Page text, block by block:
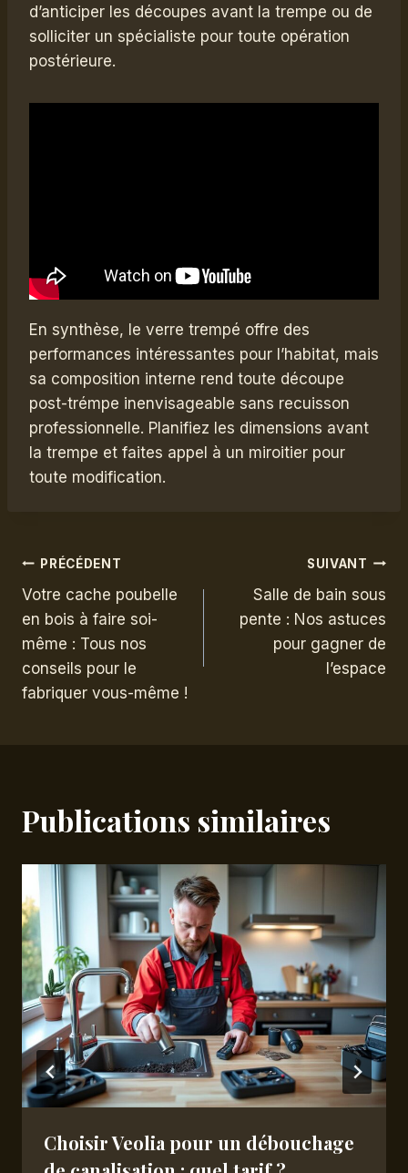
d’anticiper les découpes avant la trempe ou de
solliciter un spécialiste pour toute opération
postérieure.
En synthèse, le verre trempé offre des
performances intéressantes pour l’habitat, mais
sa composition interne rend toute découpe
post-trémpe inenvisageable sans recuisson
professionnelle. Planifiez les dimensions avant
la trempe et faites appel à un miroitier pour
toute modification.
Navigation
de
l’article
PRÉCÉDENT
Votre cache poubelle
en bois à faire soi-
même : Tous nos
conseils pour le
fabriquer vous-même !
SUIVANT
Salle de bain sous
pente : Nos astuces
pour gagner de
l’espace
Publications similaires
Choisir Veolia pour un débouchage